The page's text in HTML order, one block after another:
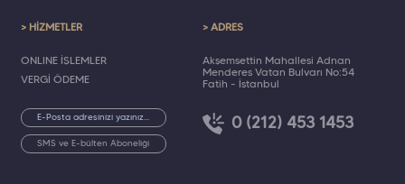
> HİZMETLER
ONLINE İŞLEMLER
VERGİ ÖDEME
SMS ve E-bülten Aboneliği
> ADRES
Akşemsettin Mahallesi Adnan
Menderes Vatan Bulvarı No:54
Fatih - İstanbul
0 (212) 453 1453